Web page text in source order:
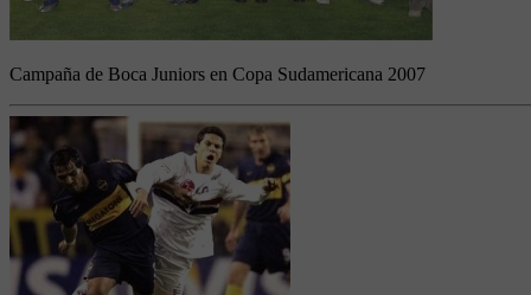
Campaña de Boca Juniors en Copa Sudamericana 2007